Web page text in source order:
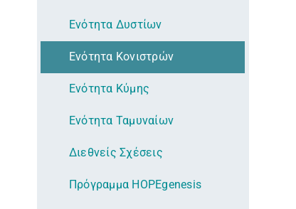
Ενότητα Δυστίων
Ενότητα Κονιστρών
Ενότητα Κύμης
Ενότητα Ταμυναίων
Διεθνείς Σχέσεις
Πρόγραμμα HOPEgenesis